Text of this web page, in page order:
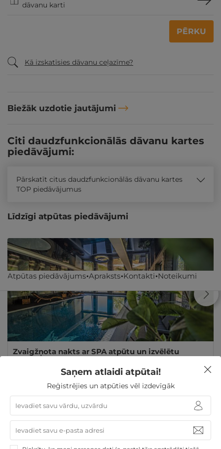
dāvanu karti
PĒRKU
Kā izskatīsies dāvanu ceļazīme?
Biežāk uzdotie jautājumi
Atpūtas piedāvājums Apraksts Kontakti Noteikumi
Citi daudzfunkcionālās dāvanu kartes
piedāvājumi:
Pārskatīt citus daudzfunkcionālās dāvanu kartes
TOP piedāvājumus
Līdzīgi atpūtas piedāvājumi
Zvaigžņota nakts ar SPA atpūtu un izvēlētu
Jonathan Spa Estate ★ ★ ★ ★ ★
no300€
par nakti
GRIBU
Saņem atlaidi atpūtai!
Reģistrējies un atpūties vēl izdevīgāk